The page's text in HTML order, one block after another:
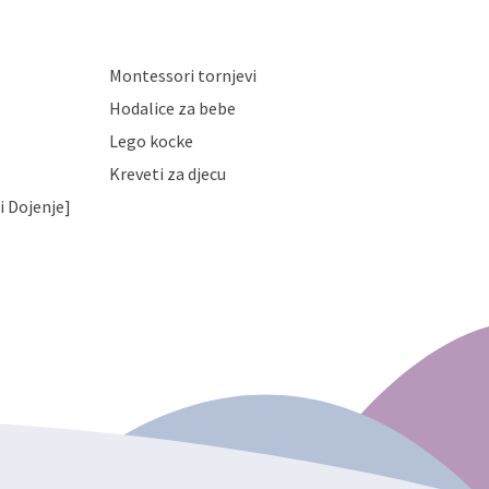
Montessori tornjevi
Hodalice za bebe
Lego kocke
Kreveti za djecu
Dojenje]